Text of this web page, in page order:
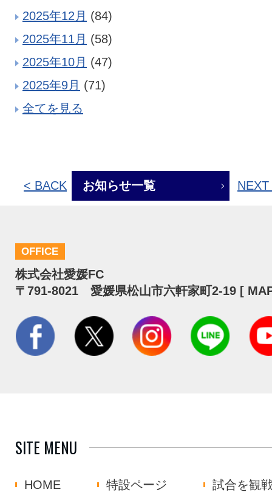
2025年12月 (84)
2025年11月 (58)
2025年10月 (47)
2025年9月 (71)
全てを見る
< BACK お知らせ一覧 NEXT
OFFICE
株式会社愛媛FC
〒791-8021 愛媛県松山市六軒家町2-19 [
SITE MENU
HOME 特設ページ
試合を観